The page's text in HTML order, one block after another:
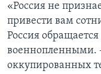
«Россия не
привести вам
Россия
военнопленными.
оккупированных